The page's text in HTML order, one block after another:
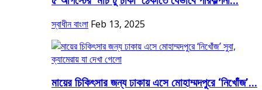
স্বাধীন বাংলা Feb 13, 2025
মায়ের চিকিৎসার জন্য ঢাকায় এসে মোহাম্মদপুরে ‘নিখোঁজ’...